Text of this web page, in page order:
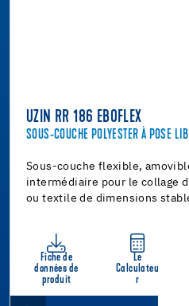
UZIN RR 186 EBOFLEX
SOUS-COUCHE POLYESTER À POSE
Sous-couche flexible,
intermédiaire pour le collage
ou textile de dimensions
Fiche de
données de
produit
Le
Calculateu
r